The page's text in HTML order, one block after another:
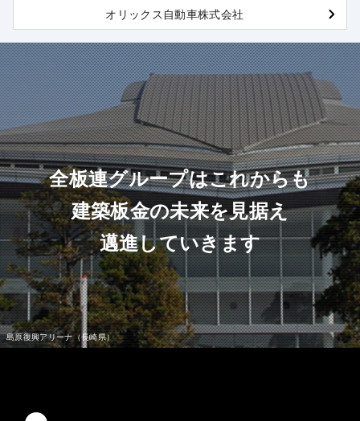
オリックス自動車株式会社
全板連グループはこれからも
建築板金の未来を見据え
邁進していきます